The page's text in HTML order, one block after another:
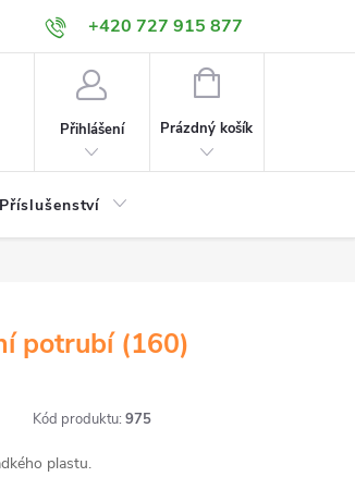
+420 727 915 877
Přihlášení
NÁKUPNÍ
Prázdný košík
Příslušenství
potrubí (160)
Kód produktu: 975
plastu.